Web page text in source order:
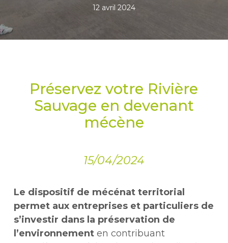
12 avril 2024
Préservez votre Rivière
Sauvage en devenant
mécène
15/04/2024
Le dispositif de mécénat territorial
permet aux entreprises et particuliers de
s’investir dans la préservation de
l’environnementen contribuant